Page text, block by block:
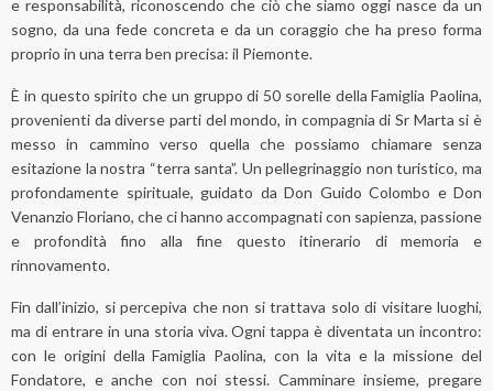
e responsabilità, riconoscendo che ciò che siamo oggi nasce da un
sogno, da una fede concreta e da un coraggio che ha preso forma
proprio in una terra ben precisa: il Piemonte.
È in questo spirito che un gruppo di 50 sorelle della Famiglia Paolina,
provenienti da diverse parti del mondo, in compagnia di Sr Marta si è
messo in cammino verso quella che possiamo chiamare senza
esitazione la nostra “terra santa”. Un pellegrinaggio non turistico, ma
profondamente spirituale, guidato da Don Guido Colombo e Don
Venanzio Floriano, che ci hanno accompagnati con sapienza, passione
e profondità fino alla fine questo itinerario di memoria e
rinnovamento.
Fin dall’inizio, si percepiva che non si trattava solo di visitare luoghi,
ma di entrare in una storia viva. Ogni tappa è diventata un incontro:
con le origini della Famiglia Paolina, con la vita e la missione del
Fondatore, e anche con noi stessi. Camminare insieme, pregare